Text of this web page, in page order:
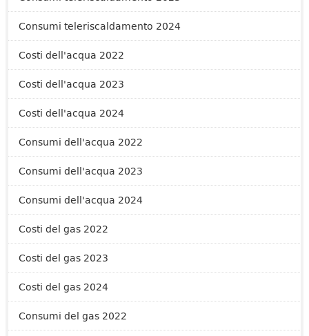
Consumi teleriscaldamento 2024
Costi dell'acqua 2022
Costi dell'acqua 2023
Costi dell'acqua 2024
Consumi dell'acqua 2022
Consumi dell'acqua 2023
Consumi dell'acqua 2024
Costi del gas 2022
Costi del gas 2023
Costi del gas 2024
Consumi del gas 2022